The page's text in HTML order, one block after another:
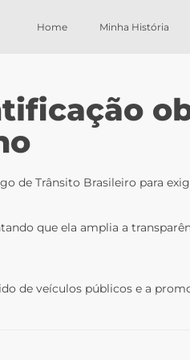
Home Minha História
de Trânsito Brasileiro para
que ela amplia a
de veículos públicos e a